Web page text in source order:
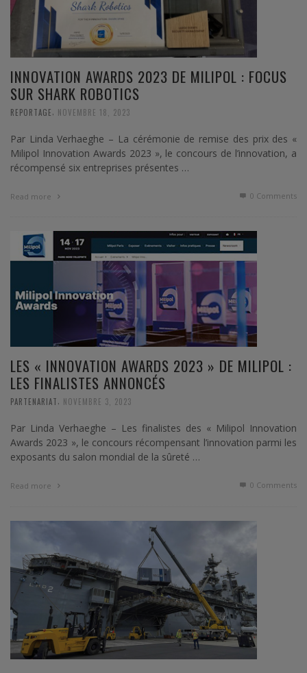
INNOVATION AWARDS 2023 DE MILIPOL : FOCUS
SUR SHARK ROBOTICS
REPORTAGE NOVEMBRE 18, 2023
Par Linda Verhaeghe – La cérémonie de remise des prix des «
Milipol Innovation Awards 2023 », le concours de l’innovation, a
récompensé six entreprises présentes …
Read more 0 Comments
LES « INNOVATION AWARDS 2023 » DE MILIPOL :
LES FINALISTES ANNONCÉS
PARTENARIAT, NOVEMBRE 3, 2023
Par Linda Verhaeghe – Les finalistes des « Milipol Innovation
Awards 2023 », le concours récompensant l’innovation parmi les
exposants du salon mondial de la sûreté …
Read more 0 Comments